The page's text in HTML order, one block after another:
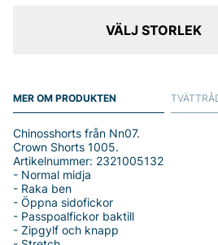
VÄLJ STORLEK
MER OM PRODUKTEN
Chinosshorts från Nn07.
Crown Shorts 1005.
Artikelnummer: 2321005132
- Normal midja
- Raka ben
- Öppna sidofickor
- Passpoalfickor baktill
- Zipgylf och knapp